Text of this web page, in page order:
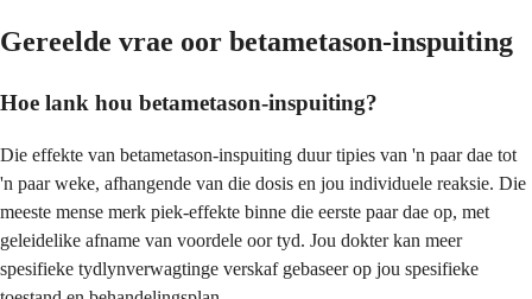
Gereelde vrae oor betametason-inspuiting
Hoe lank hou betametason-inspuiting?
Die effekte van betametason-inspuiting duur tipies van 'n paar dae tot
'n paar weke, afhangende van die dosis en jou individuele reaksie. Die
meeste mense merk piek-effekte binne die eerste paar dae op, met
geleidelike afname van voordele oor tyd. Jou dokter kan meer
spesifieke tydlynverwagtinge verskaf gebaseer op jou spesifieke